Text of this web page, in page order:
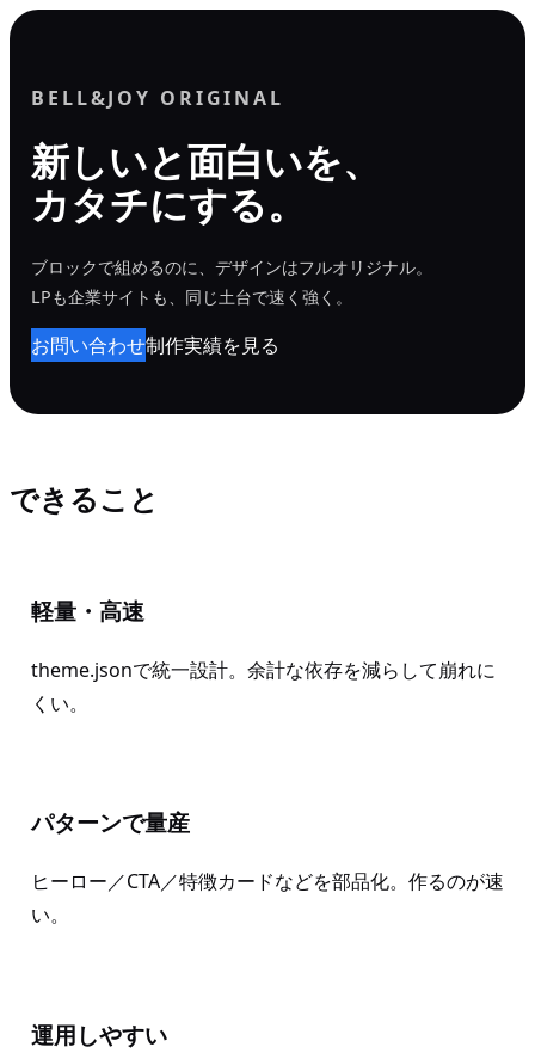
内
BELL&JOY ORIGINAL
新しいと面白いを、
カタチにする。
ブロックで組めるのに、デザインはフルオリジナル。
LPも企業サイトも、同じ土台で速く強く。
お問い合わせ制作実績を見る
できること
軽量・高速
theme.jsonで統一設計。余計な依存を減らして崩れに
くい。
パターンで量産
ヒーロー／CTA／特徴カードなどを部品化。作るのが速
い。
運用しやすい